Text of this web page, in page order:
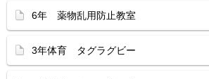
6年 薬物乱用防止教室
3年体育 タグラグビー